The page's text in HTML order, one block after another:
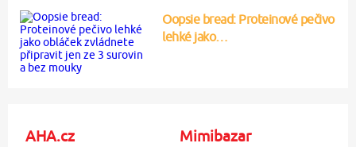
Oopsie bread: Proteinové pečivo
lehké jako…
AHA.cz Mimibazar